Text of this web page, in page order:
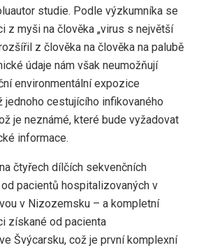
studie. Podle výzkumníka se
z myši na člověka „virus s největší
z člověka na člověka na palubě
údaje nám však neumožňují
environmentální expozice
jednoho cestujícího infikovaného
je neznámé, které bude vyžadovat
informace.
čtyřech dílčích sekvenčních
pacientů hospitalizovaných v
v Nizozemsku – a kompletní
získané od pacienta
Švýcarsku, což je první komplexní